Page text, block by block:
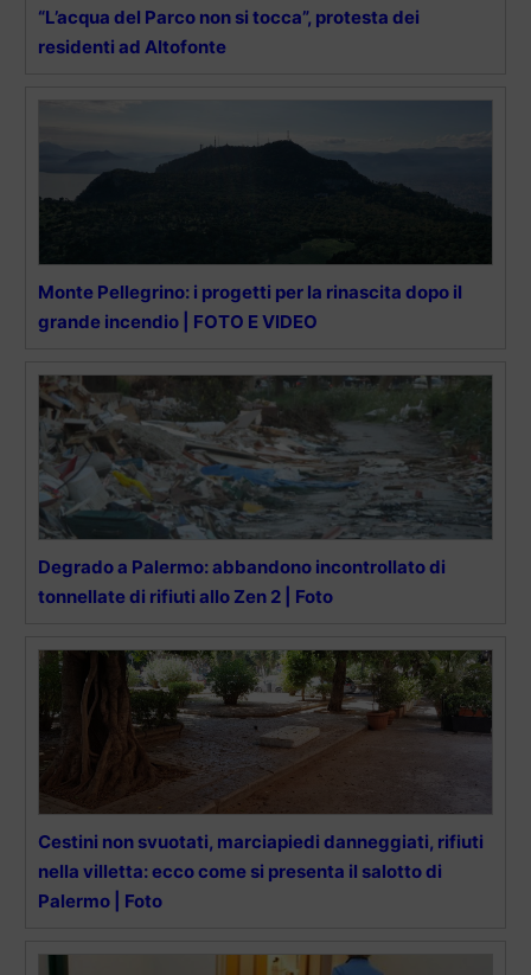
“L’acqua del Parco non si tocca”, protesta dei
residenti ad Altofonte
Monte Pellegrino: i progetti per la rinascita dopo il
grande incendio | FOTO E VIDEO
Degrado a Palermo: abbandono incontrollato di
tonnellate di rifiuti allo Zen 2 | Foto
Cestini non svuotati, marciapiedi danneggiati, rifiuti
nella villetta: ecco come si presenta il salotto di
Palermo | Foto